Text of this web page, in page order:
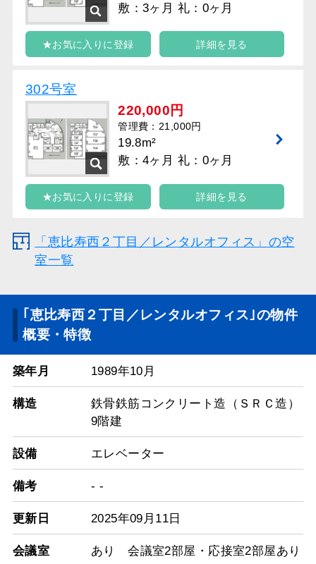
敷：3ヶ月 礼：0ヶ月
★お気に入りに登録 詳細を見る
302号室
220,000円
管理費：21,000円
19.8m²
敷：4ヶ月 礼：0ヶ月
★お気に入りに登録 詳細を見る
「恵比寿西２丁目／レンタルオフィス」の空
室一覧
｢恵比寿西２丁目／レンタルオフィス｣の物件
概要・特徴
築年月 1989年10月
構造
鉄骨鉄筋コンクリート造（ＳＲＣ造）
9階建
設備 エレベーター
備考 - -
更新日 2025年09月11日
会議室 あり 会議室2部屋・応接室2部屋あり